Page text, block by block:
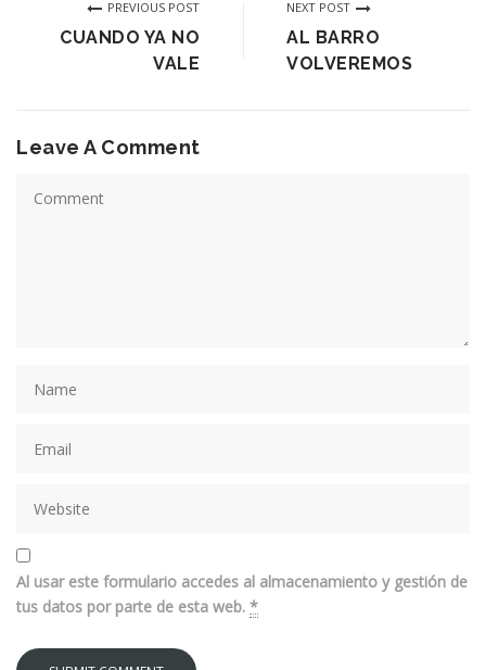
PREVIOUS POST
CUANDO YA NO
VALE
NEXT POST
AL BARRO
VOLVEREMOS
Leave A Comment
Al usar este formulario accedes al almacenamiento y gestión de
tus datos por parte de esta web. *